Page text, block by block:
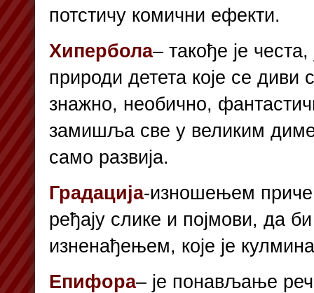
потстичу комични ефекти.
Хипербола– такође је
природи детета које се диви
знажно, необично,
замишља све у великим
само развија.
Градација-изношењем
ређају слике и појмови, да
изненађењем, које је
Епифора– је понављање